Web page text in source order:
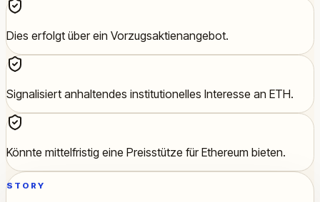
Dies erfolgt über ein Vorzugsaktienangebot.
Signalisiert anhaltendes institutionelles Interesse an ETH.
Könnte mittelfristig eine Preisstütze für Ethereum bieten.
STORY